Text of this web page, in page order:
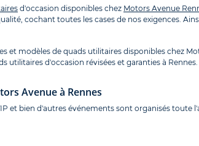
d'occasion disponibles chez Motors Avenue
cochant toutes les cases de nos exigences.
et modèles de quads utilitaires disponibles chez
utilitaires d'occasion révisées et garanties à Rennes.
Avenue à Rennes
et bien d'autres événements sont organisés toute